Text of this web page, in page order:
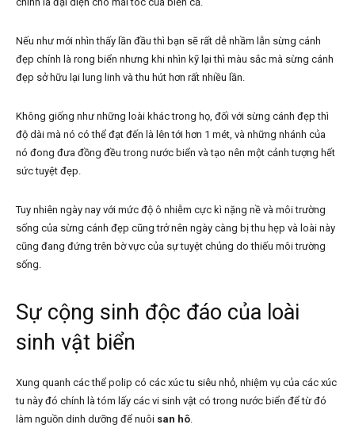
Nếu như mới nhìn thấy lần đầu thì bạn sẽ rất dễ nhầm lẫn sừng cánh
đẹp chính là rong biển nhưng khi nhìn kỹ lại thì màu sắc mà sừng cánh
đẹp sở hữu lại lung linh và thu hút hơn rất nhiều lần.
Không giống như những loài khác trong họ, đối với sừng cánh đẹp thì
độ dài mà nó có thể đạt đến là lên tới hơn 1 mét, và những nhánh của
nó đong đưa đồng đều trong nước biển và tạo nên một cảnh tượng hết
sức tuyệt đẹp.
Tuy nhiên ngày nay với mức độ ô nhiễm cực kì nặng nề và môi trường
sống của sừng cánh đẹp cũng trở nên ngày càng bị thu hẹp và loài này
cũng đang đứng trên bờ vực của sự tuyệt chủng do thiếu môi trường
sống.
Sự cộng sinh độc đáo của loài
sinh vật biển
Xung quanh các thể polip có các xúc tu siêu nhỏ, nhiệm vụ của các xúc
tu này đó chính là tóm lấy các vi sinh vật có trong nước biển để từ đó
làm nguồn dinh dưỡng để nuôi san hô.